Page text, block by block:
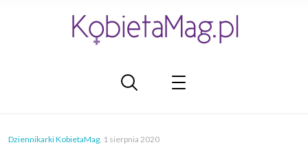
Dziennikarki KobietaMag, 1 sierpnia 2020